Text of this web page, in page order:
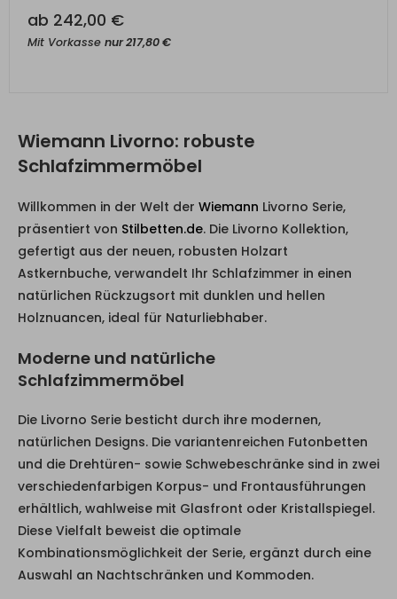
ab 242,00 €
Mit Vorkasse nur217,80€
Wiemann Livorno: robuste
Schlafzimmermöbel
Willkommen in der Welt der Wiemann Livorno Serie,
präsentiert von Stilbetten.de. Die Livorno Kollektion,
gefertigt aus der neuen, robusten Holzart
Astkernbuche, verwandelt Ihr Schlafzimmer in einen
natürlichen Rückzugsort mit dunklen und hellen
Holznuancen, ideal für Naturliebhaber.
Moderne und natürliche
Schlafzimmermöbel
Die Livorno Serie besticht durch ihre modernen,
natürlichen Designs. Die variantenreichen Futonbetten
und die Drehtüren- sowie Schwebeschränke sind in zwei
verschiedenfarbigen Korpus- und Frontausführungen
erhältlich, wahlweise mit Glasfront oder Kristallspiegel.
Diese Vielfalt beweist die optimale
Kombinationsmöglichkeit der Serie, ergänzt durch eine
Auswahl an Nachtschränken und Kommoden.